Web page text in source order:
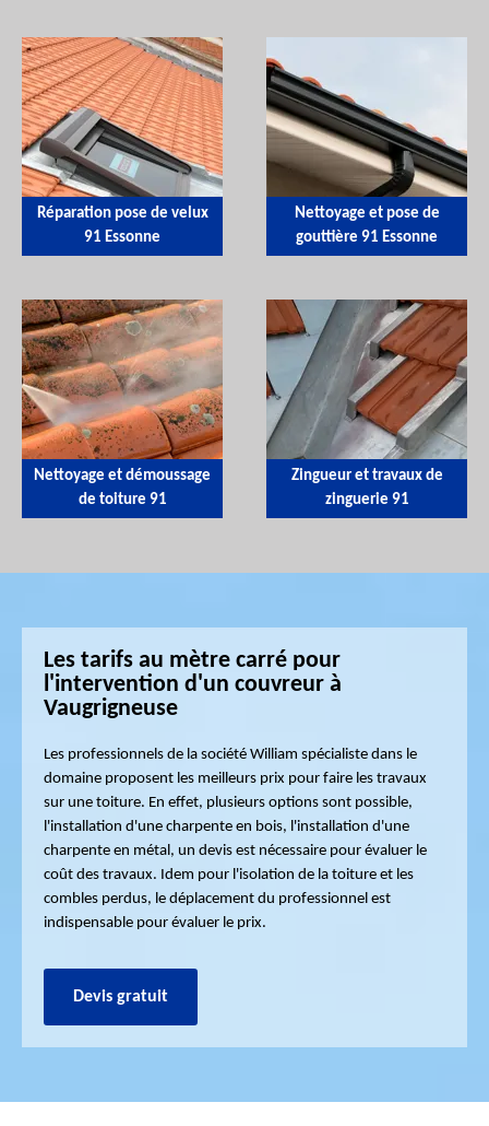
Réparation pose de velux
91 Essonne
Nettoyage et pose de
gouttière 91 Essonne
Nettoyage et démoussage
de toiture 91
Zingueur et travaux de
zinguerie 91
Les tarifs au mètre carré pour
l'intervention d'un couvreur à
Vaugrigneuse
Les professionnels de la société William spécialiste dans le
domaine proposent les meilleurs prix pour faire les travaux
sur une toiture. En effet, plusieurs options sont possible,
l'installation d'une charpente en bois, l'installation d'une
charpente en métal, un devis est nécessaire pour évaluer le
coût des travaux. Idem pour l'isolation de la toiture et les
combles perdus, le déplacement du professionnel est
indispensable pour évaluer le prix.
Devis gratuit